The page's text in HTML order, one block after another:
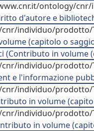
ontology/
d'autore e
individuo/prodotto/
(capitolo o
(Contributo in volume
individuo/prodotto/
e l'informazione
individuo/prodotto/
in volume
individuo/prodotto/
in volume